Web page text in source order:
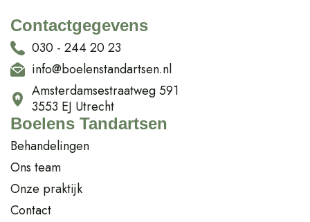
Contactgegevens
030 - 244 20 23
info@boelenstandartsen.nl
Amsterdamsestraatweg 591
3553 EJ Utrecht
Boelens Tandartsen
Behandelingen
Ons team
Onze praktijk
Contact